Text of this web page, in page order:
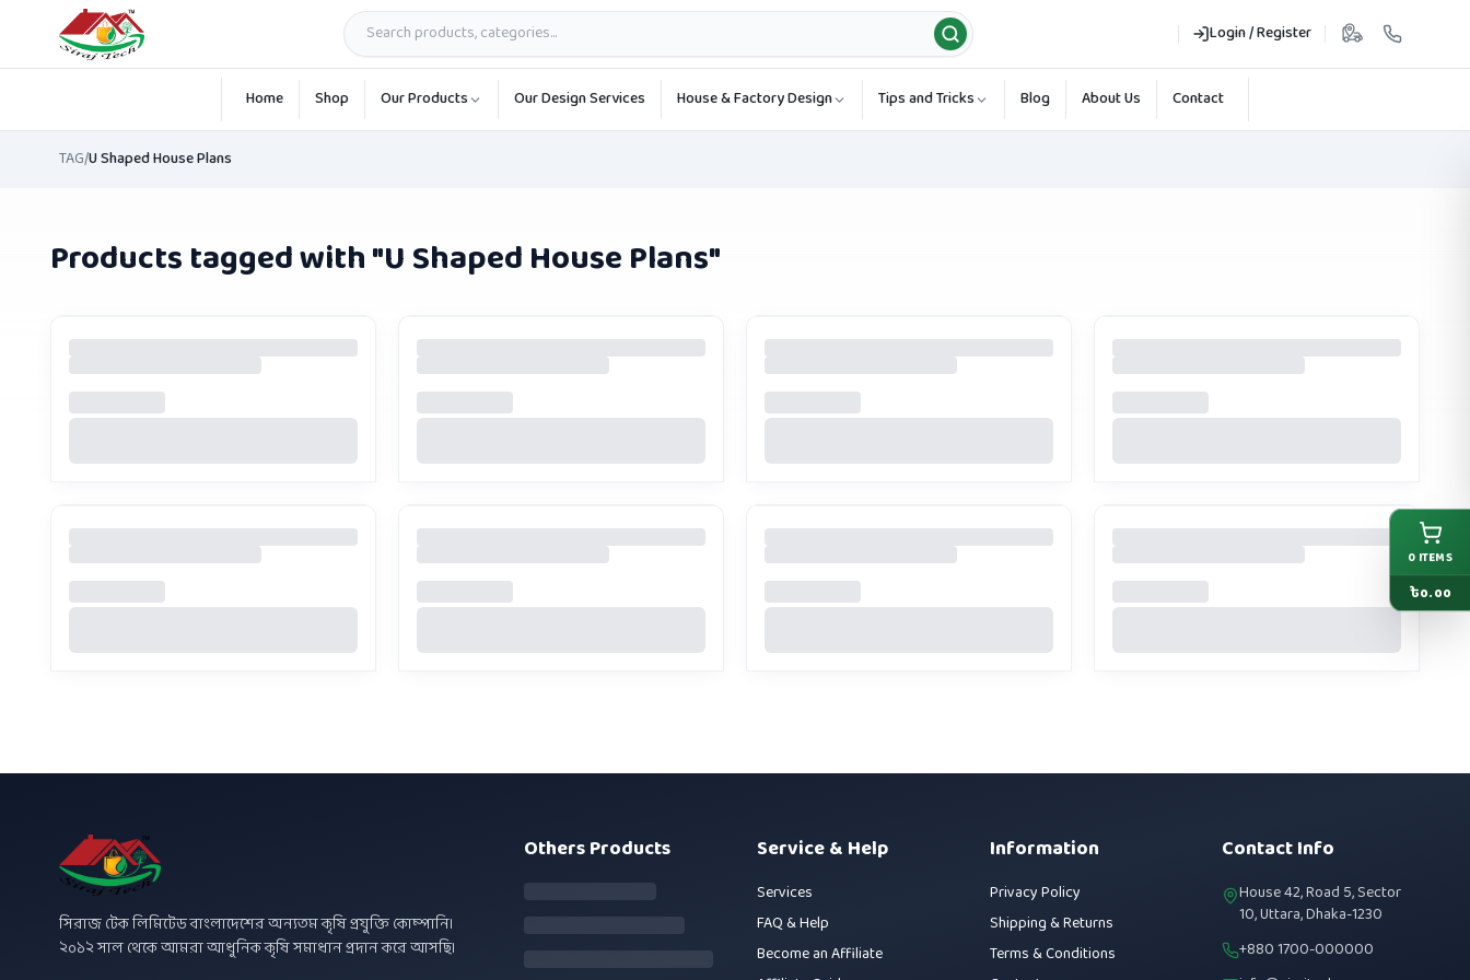
Login / Register
Skip to main content
Home Shop Our Products Our Design Services House & Factory Design Tips and Tricks Blog About Us Contact
TAG/U Shaped House Plans
Products tagged with "U Shaped House Plans"
সিরাজ টেক লিমিটেড বাংলাদেশের অন্যতম কৃষি প্রযুক্তি কোম্পানি।
২০১২ সাল থেকে আমরা আধুনিক কৃষি সমাধান প্রদান করে আসছি।
Others Products Service & Help
Services
FAQ & Help
Become an Affiliate
Information
Privacy Policy
Shipping & Returns
Terms & Conditions
Contact Info
House 42, Road 5, Sector
10, Uttara, Dhaka-1230
+880 1700-000000
0 ITEMS
৳0.00